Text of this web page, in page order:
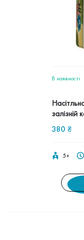
В наявностi
залізній
380 ₴
5+